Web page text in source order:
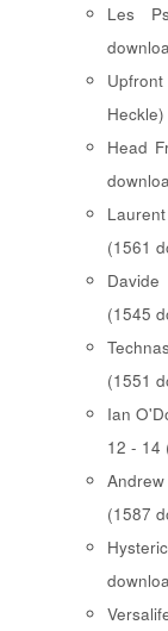
Les
Head
(1561
(1545
(1551
Ian
12 - 14
(1587